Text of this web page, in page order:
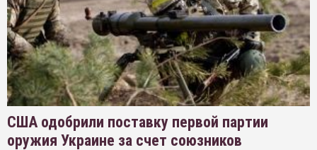
США одобрили поставку первой партии
оружия Украине за счет союзников